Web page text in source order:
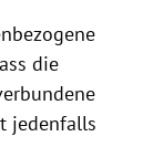
die
jedenfalls